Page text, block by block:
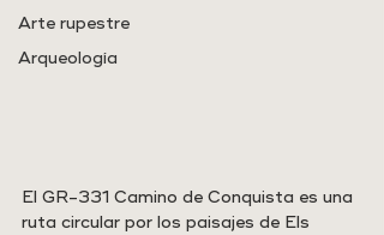
Arte rupestre
Arqueología
El GR-331 Camino de Conquista es una
ruta circular por los paisajes de Els